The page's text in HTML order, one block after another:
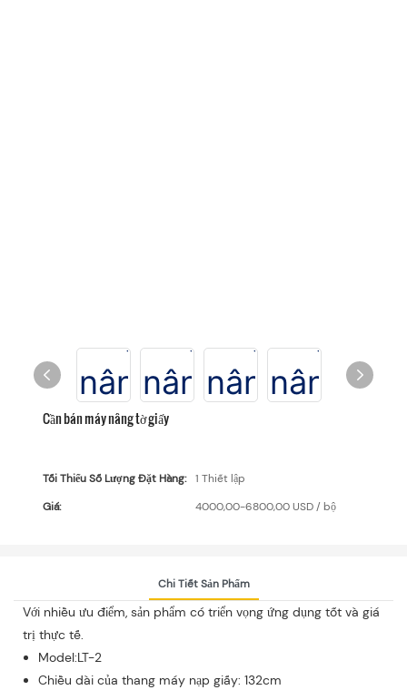
Cần bán máy nâng tờ giấy
Tối Thiểu Số Lượng Đặt Hàng:
1 Thiết lập
Giá:
4000,00-6800,00 USD / bộ
Chi Tiết Sản Phẩm
Với nhiều ưu điểm, sản phẩm có triển vọng ứng dụng tốt và giá
trị thực tế.
Model:LT-2
Chiều dài của thang máy nạp giấy: 132cm